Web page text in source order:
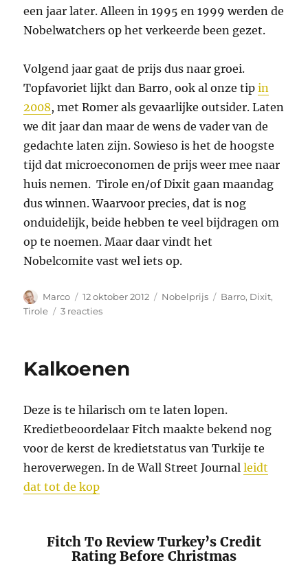
een jaar later. Alleen in 1995 en 1999 werden de
Nobelwatchers op het verkeerde been gezet.
Volgend jaar gaat de prijs dus naar groei.
Topfavoriet lijkt dan Barro, ook al onze tipin
2008, met Romer als gevaarlijke outsider. Laten
we dit jaar dan maar de wens de vader van de
gedachte laten zijn. Sowieso is het de hoogste
tijd dat microeconomen de prijs weer mee naar
huis nemen. Tirole en/of Dixit gaan maandag
dus winnen. Waarvoor precies, dat is nog
onduidelijk, beide hebben te veel bijdragen om
op te noemen. Maar daar vindt het
Nobelcomite vast wel iets op.
Auteur
Marco
Geplaatst
op
12 oktober 2012 Categorieën
Nobelprijs Tags
Barro, Dixit,
Tirole
3 reactiesop
2013
Kalkoenen
Deze is te hilarisch om te laten lopen.
Kredietbeoordelaar Fitch maakte bekend nog
voor de kerst de kredietstatus van Turkije te
heroverwegen. In de Wall Street Journalleidt
dat tot de kop
Fitch To Review Turkey’s Credit
Rating Before Christmas